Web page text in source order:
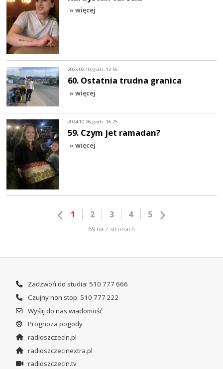
» więcej
2025-02-10, godz. 12:55
60. Ostatnia trudna granica
» więcej
2024-10-26, godz. 16:25
59. Czym jet ramadan?
» więcej
1 2 3 4 5
69 na 7 stronach
Zadzwoń do studia: 510 777 666
Czujny non stop: 510 777 222
Wyślij do nas wiadomość
Prognoza pogody
radioszczecin.pl
radioszczecinextra.pl
radioszczecin.tv